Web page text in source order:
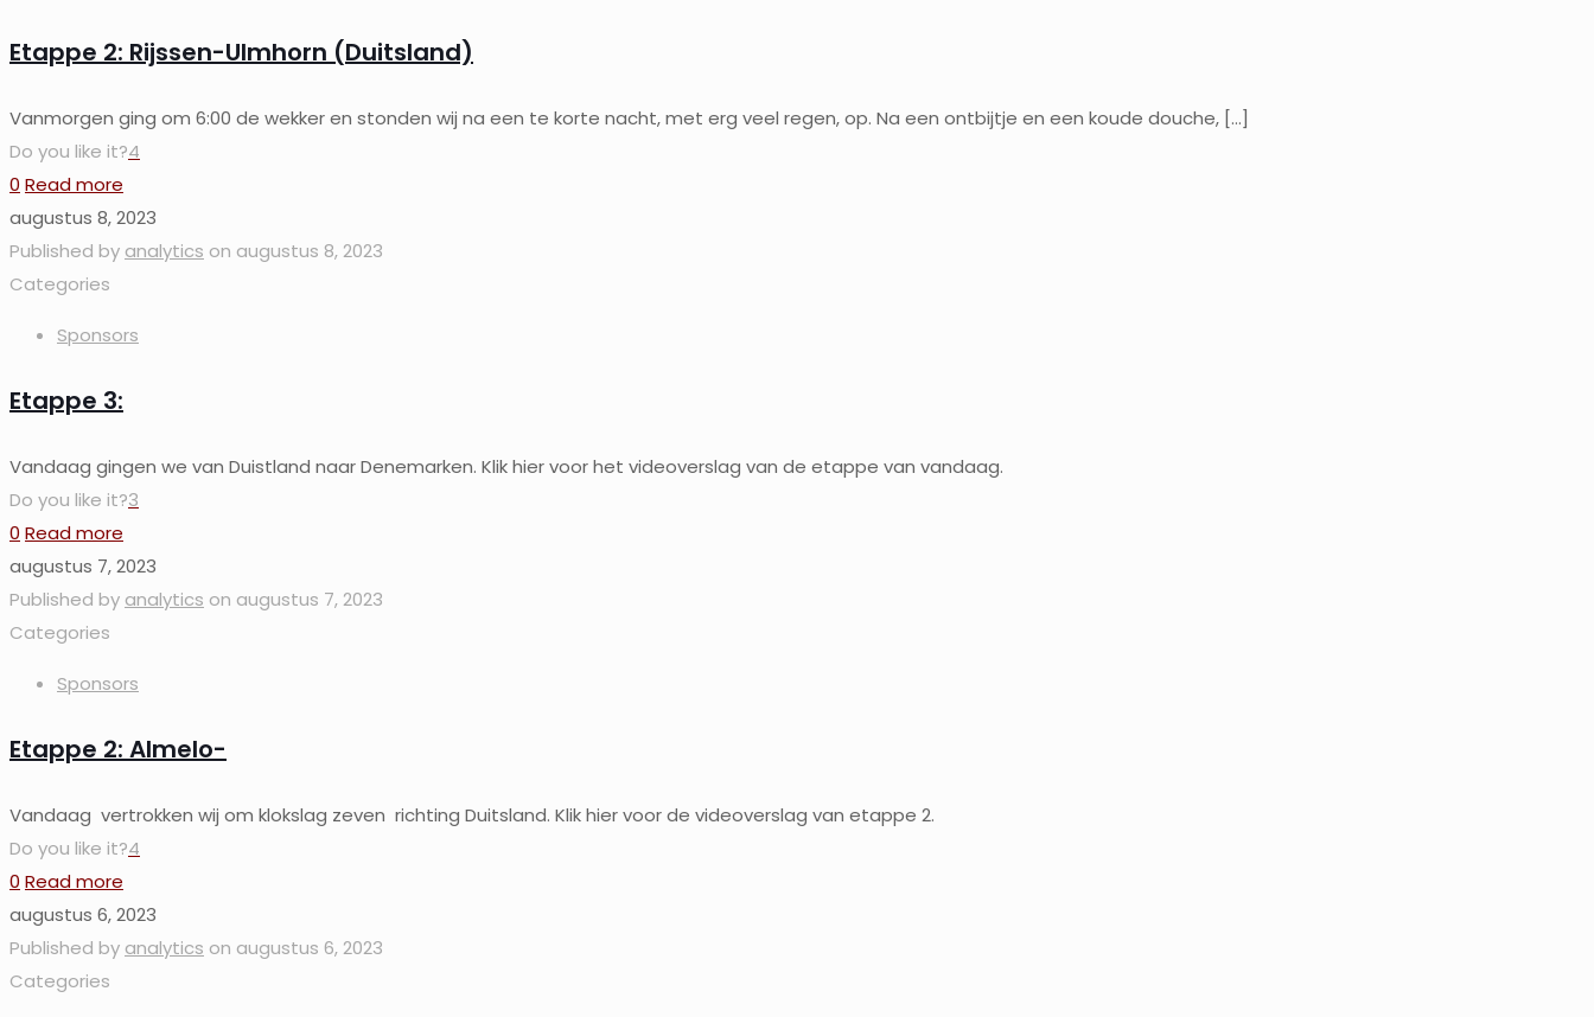
Etappe 2: Rijssen-Ulmhorn (Duitsland)
Vanmorgen ging om 6:00 de wekker en stonden wij na een te korte nacht, met erg veel regen, op. Na een ontbijtje en een koude douche, […]
Do you like it?4
0 Read more
augustus 8, 2023
Published by analytics on augustus 8, 2023
Categories
Sponsors
Etappe 3:
Vandaag gingen we van Duistland naar Denemarken. Klik hier voor het videoverslag van de etappe van vandaag.
Do you like it?3
0 Read more
augustus 7, 2023
Published by analytics on augustus 7, 2023
Categories
Sponsors
Etappe 2: Almelo-
Vandaag vertrokken wij om klokslag zeven richting Duitsland. Klik hier voor de videoverslag van etappe 2.
Do you like it?4
0 Read more
augustus 6, 2023
Published by analytics on augustus 6, 2023
Categories